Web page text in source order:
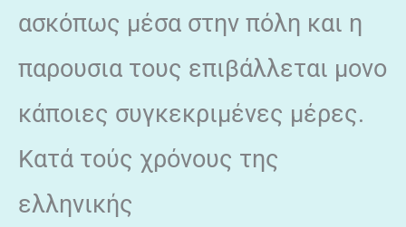
ασκόπως μέσα στην πόλη και η
παρουσια τους επιβάλλεται μονο
κάποιες συγκεκριμένες μέρες.
Κατά τούς χρόνους της
ελληνικής